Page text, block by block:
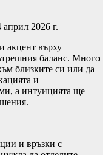
април 2026 г.
акцент върху
баланс. Много
близките си или да
и
а интуицията ще
и връзки с